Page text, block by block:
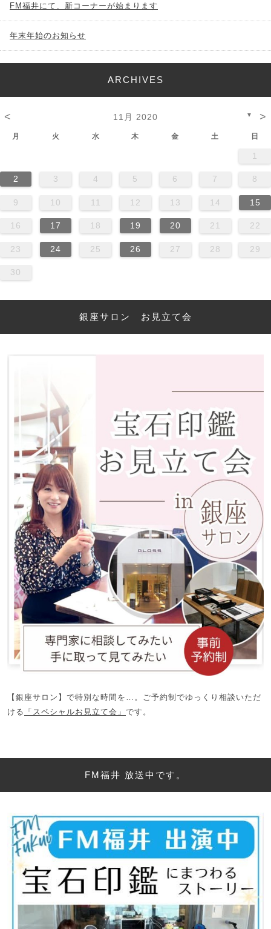
FM福井にて、新コーナーが始まります
年末年始のお知らせ
ARCHIVES
< 11月 2020 ▼ >
月 火 水 木 金 土 日
1
2 3 4 5 6 7 8
9 10 11 12 13 14 15
16 17 18 19 20 21 22
23 24 25 26 27 28 29
30
銀座サロン お見立て会
【銀座サロン】で特別な時間を…。ご予約制でゆっくり相談いただ
ける 「スペシャルお見立て会」 です。
FM福井 放送中です。